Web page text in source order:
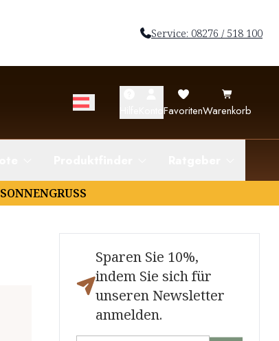
Service: 08276 / 518 100
FavoritenWarenkorb
SONNENGRUSS
Sparen Sie 10%,
indem Sie sich für
unseren Newsletter
anmelden.